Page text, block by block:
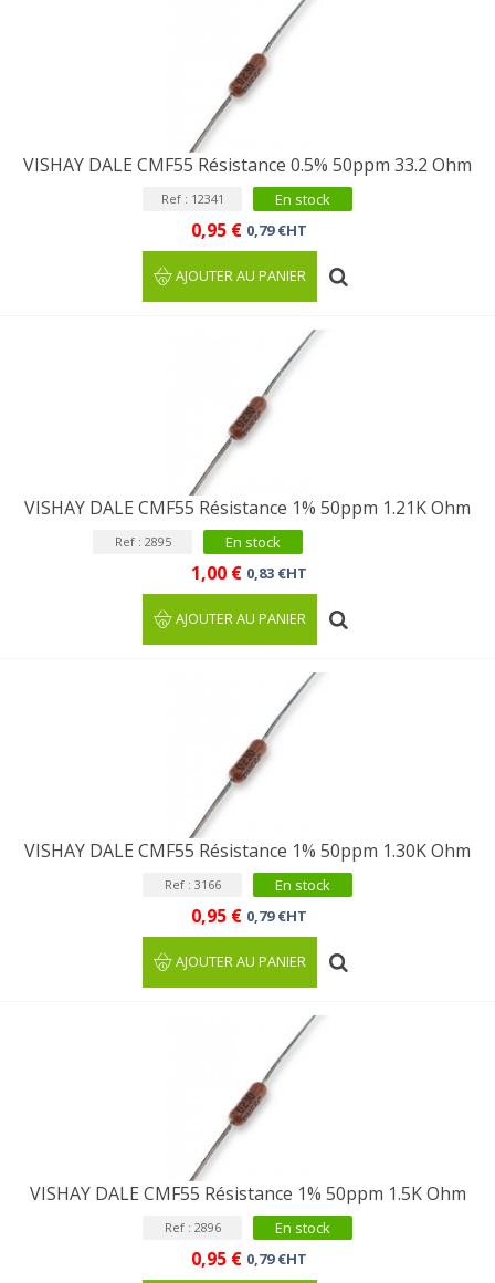
VISHAY DALE CMF55 Résistance 0.5% 50ppm 33.2 Ohm
Ref : 12341 En stock
0,95 € 0,79 €HT
AJOUTER AU PANIER
VISHAY DALE CMF55 Résistance 1% 50ppm 1.21K Ohm
Ref : 2895 En stock
1,00 € 0,83 €HT
AJOUTER AU PANIER
VISHAY DALE CMF55 Résistance 1% 50ppm 1.30K Ohm
Ref : 3166 En stock
0,95 € 0,79 €HT
AJOUTER AU PANIER
VISHAY DALE CMF55 Résistance 1% 50ppm 1.5K Ohm
Ref : 2896 En stock
0,95 € 0,79 €HT